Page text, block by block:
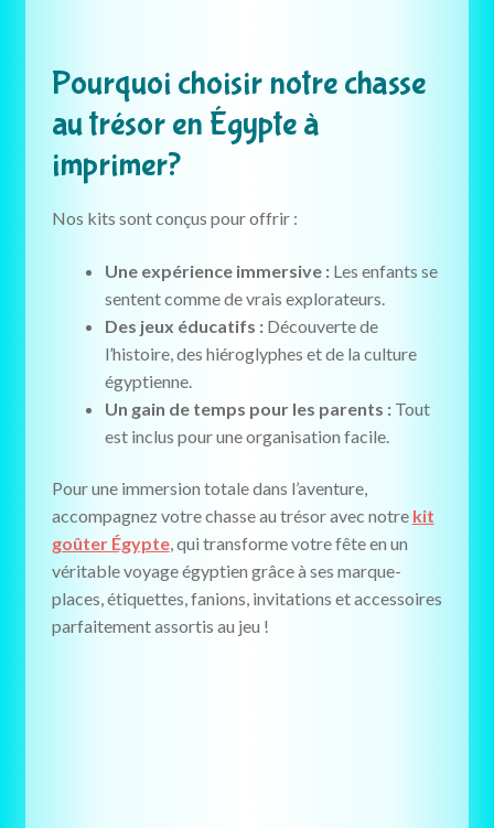
Pourquoi choisir notre chasse
au trésor en Égypte à
imprimer?
Nos kits sont conçus pour offrir :
Une expérience immersive :Les enfants se
sentent comme de vrais explorateurs.
Des jeux éducatifs :Découverte de
l’histoire, des hiéroglyphes et de la culture
égyptienne.
Un gain de temps pour les parents :Tout
est inclus pour une organisation facile.
Pour une immersion totale dans l’aventure,
accompagnez votre chasse au trésor avec notre kit
goûter Égypte, qui transforme votre fête en un
véritable voyage égyptien grâce à ses marque-
places, étiquettes, fanions, invitations et accessoires
parfaitement assortis au jeu !